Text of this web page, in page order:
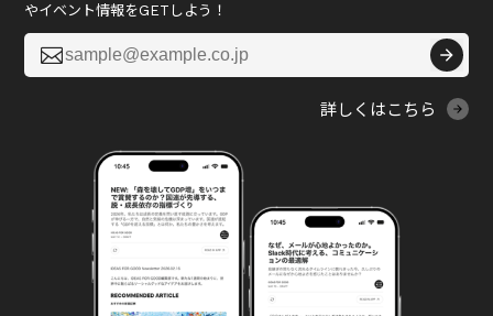
やイベント情報をGETしよう！

詳しくはこちら